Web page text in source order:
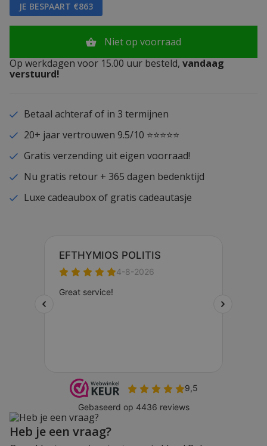
JE BESPAART €863
Niet op voorraad
Op werkdagen voor 15.00 uur besteld, vandaag
verstuurd!
Betaal achteraf of in 3 termijnen
20+ jaar vertrouwen 9.5/10 ⭐⭐⭐⭐⭐
Gratis verzending uit eigen voorraad!
Nu gratis retour + 365 dagen bedenktijd
Luxe cadeaubox of gratis cadeautasje
Heb je een vraag?